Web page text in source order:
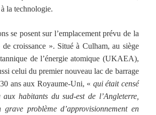
la technologie.
se posent sur l’emplacement prévu de la
croissance ». Situé à Culham, au siège
de l’énergie atomique (UKAEA),
celui du premier nouveau lac de barrage
ans aux Royaume-Uni, « qui était censé
habitants du sud-est de l’Angleterre,
grave problème d’approvisionnement en